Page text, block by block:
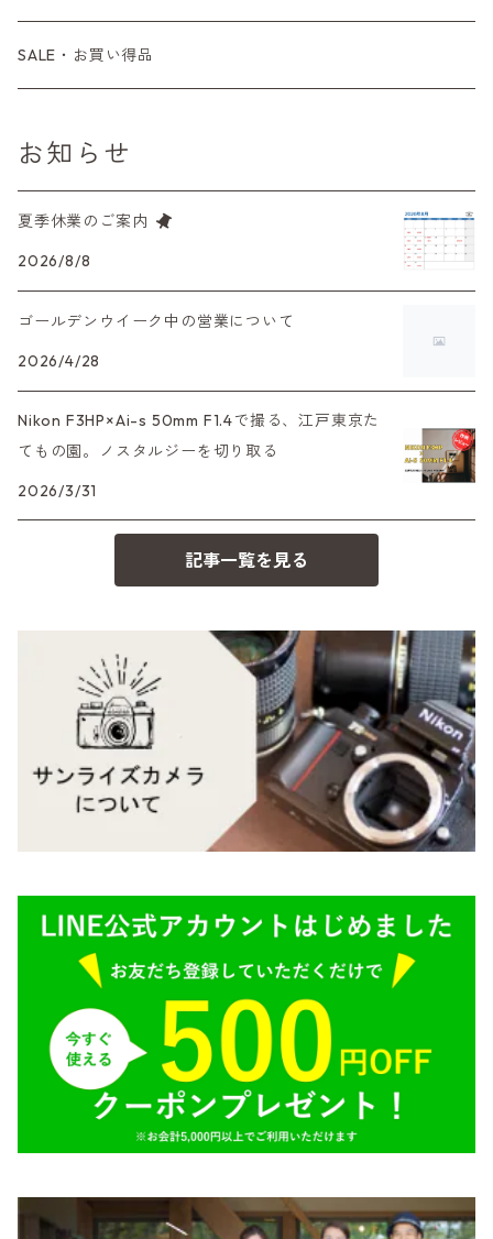
M42単焦点レンズ
Tシリーズ
コンパクト
OLYMPUS（オリンパス）
PEN F、FT
OM-1
Konica（コニカ）
C35シリーズ
HEXAR
Leica（ライカ）
バルナック
minilux
HASSELBLAD（ハッセルブラッド）
Rollei（ローライ）
35シリーズ
RICOH（リコー）
コンパクト
Voigtlander（フォクトレンダー）
YASHICA（ヤシカ）
Carl Zeiss（カールツァイス）
Mamiya（マミヤ）
M645,二眼レフ
Plaubel（プラウベル）
SONY（ソニー）
SIGMA（シグマ）
Tokina（トキナー）
TAMRON（タムロン）
K&F（ケーアンドエフ）
中判カメラ
大判カメラ
デジタルカメラ
レンジファインダーレンズ
一眼レンズ
マウントアダプター
35mm（135）カラーリバーサル
アクセサリー・付属品
L39
S（ニコン）
FD（キヤノン）
EF（キヤノン）
OM（オリンパス）
A（ミノルタ（ソニー））
MD（ミノルタ）
K（ペンタックス）
CY（ヤシカコンタックス）
M（ライカ）
R（ライカ）
AR（コニカ）
O（その他）
初心者の方へもおすすめ！
滅多にお目にかかれない激レア商品！
プレゼント、贈答用にも！
SALE・お買い得品
お知らせ
夏季休業のご案内
2026/8/8
ゴールデンウイーク中の営業について
2026/4/28
Nikon F3HP×Ai-s 50mm F1.4で撮る、江戸東京た
てもの園。ノスタルジーを切り取る
2026/3/31
記事一覧を見る